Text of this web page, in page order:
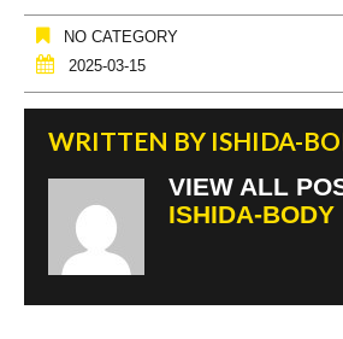
NO CATEGORY
2025-03-15
WRITTEN BY ISHIDA-
VIEW ALL
ISHIDA-BODY